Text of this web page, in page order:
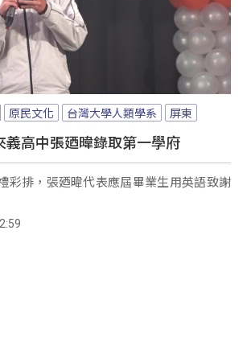
原民文化 台灣大學人類學系 屏東
義高中張廼暐錄取第一學府
彩排，張廼暐代表應屆畢業生用英語致謝